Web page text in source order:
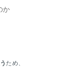
か
ため、